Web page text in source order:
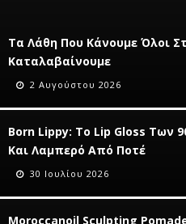
Τα Λάθη Που Κάνουμε Όλοι
Καταλαβαίνουμε
2 Αυγούστου 2026
Born Lippy: Το Lip Gloss Των
Και Λαμπερό Από Ποτέ
30 Ιουλίου 2026
Moroccanoil Sculpting